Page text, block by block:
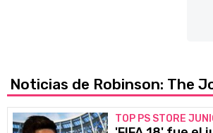
Noticias de Robinson: The
TOP PS STORE